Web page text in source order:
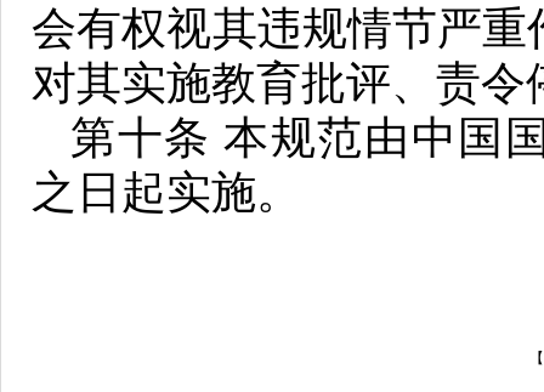
会有权视其违规情节严
对其实施教育批评、责
第十条 本规范由中国
之日起实施。